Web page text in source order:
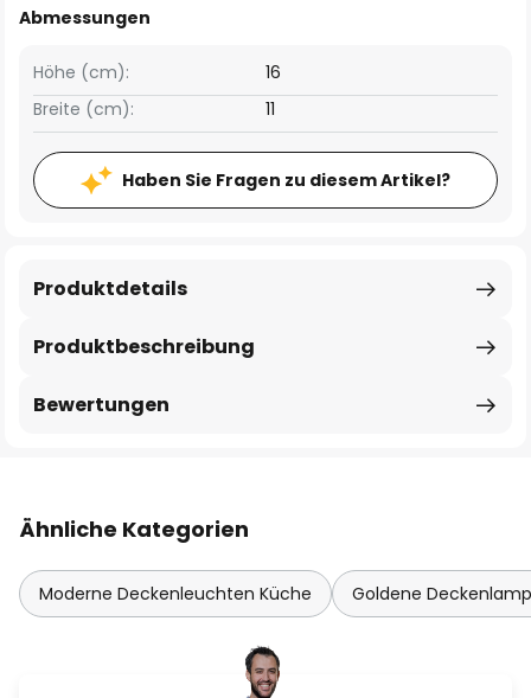
Abmessungen
Breite (cm): 11
Höhe (cm): 16
Haben Sie Fragen zu diesem Artikel?
Produktbeschreibung
Produktdetails
Bewertungen
Ähnliche Kategorien
Moderne Deckenleuchten Küche Goldene